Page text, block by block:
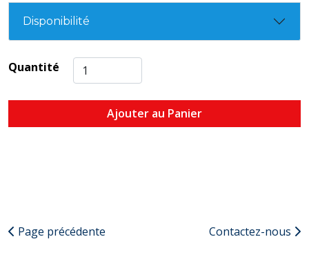
Disponibilité
Quantité
Ajouter au Panier
Page précédente Contactez-nous